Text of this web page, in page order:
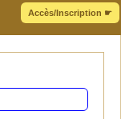
Accès/Inscription ☛